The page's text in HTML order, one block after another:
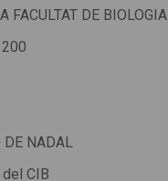
FACULTAT DE BIOLOGIA
DE NADAL
CIB